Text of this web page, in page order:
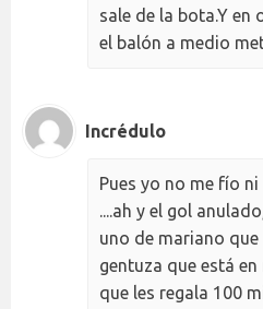
sale de la bota.Y
el balón a medio
Incrédulo
Pues yo no me fío
....ah y el gol
uno de mariano
gentuza que está
que les regala 100